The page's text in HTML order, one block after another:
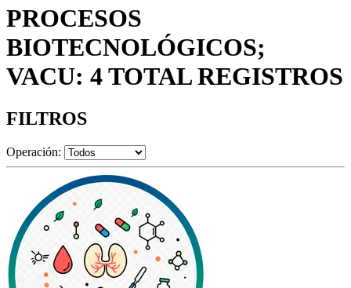
PROCESOS
BIOTECNOLÓGICOS;
VACU: 4 TOTAL REGISTROS
FILTROS
Operación: